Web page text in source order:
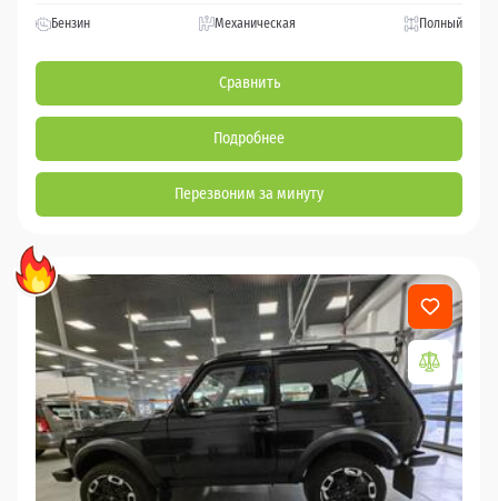
Бензин Механическая Полный
Сравнить
Подробнее
Перезвоним за минуту